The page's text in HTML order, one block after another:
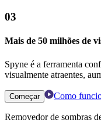
03
Mais de 50 milhões de
Spyne é a ferramenta
visualmente atraentes,
Começar Como
Removedor de sombras